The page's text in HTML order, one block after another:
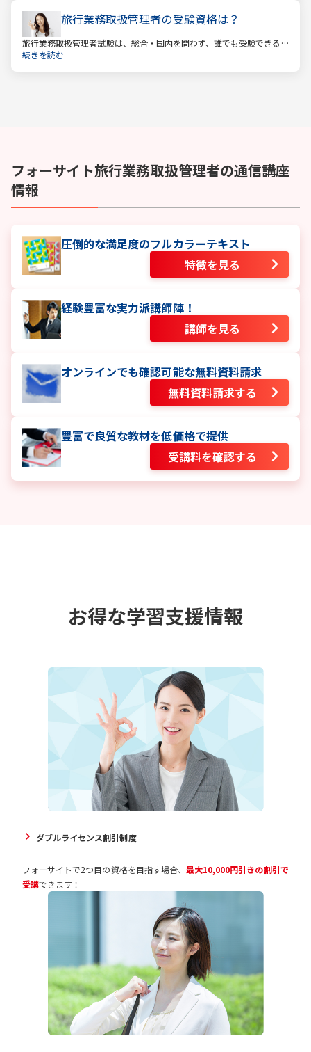
旅行業務取扱管理者の受験資格は？
旅行業務取扱管理者試験は、総合・国内を問わず、誰でも受験できる
資格です。一般的に「国家資格」といえば受験資格が多いですが、
続きを読む
フォーサイト旅行業務取扱管理者の通信講座
情報
圧倒的な満足度のフルカラーテキスト
特徴を見る
経験豊富な実力派講師陣！
講師を見る
オンラインでも確認可能な無料資料請求
無料資料請求する
豊富で良質な教材を低価格で提供
受講料を確認する
お得な学習支援情報
ダブルライセンス割引制度
フォーサイトで2つ目の資格を目指す場合、 最大10,000円引きの割引で
受講できます！